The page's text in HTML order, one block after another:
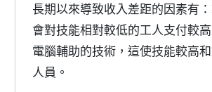
長期以來導致收入差距的因素有
會對技能相對較低的工人支付較
電腦輔助的技術，這使技能較高
人員。